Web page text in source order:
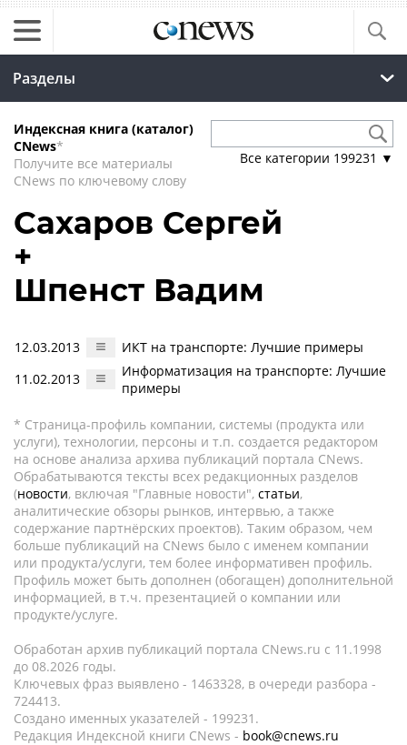
Разделы
Индексная книга (каталог)
CNews*
Получите все материалы
CNews по ключевому слову
Все категории 199231 ▼
Сахаров Сергей
+
Шпенст Вадим
12.03.2013
ИКТ на транспорте: Лучшие примеры
11.02.2013
Информатизация на транспорте: Лучшие
примеры
* Страница-профиль компании, системы (продукта или
услуги), технологии, персоны и т.п. создается редактором
на основе анализа архива публикаций портала CNews.
Обрабатываются тексты всех редакционных разделов
(новости, включая "Главные новости", статьи,
аналитические обзоры рынков, интервью, а также
содержание партнёрских проектов). Таким образом, чем
больше публикаций на CNews было с именем компании
или продукта/услуги, тем более информативен профиль.
Профиль может быть дополнен (обогащен) дополнительной
информацией, в т.ч. презентацией о компании или
продукте/услуге.
Обработан архив публикаций портала CNews.ru c 11.1998
до 08.2026 годы.
Ключевых фраз выявлено - 1463328, в очереди разбора -
724413.
Создано именных указателей - 199231.
Редакция Индексной книги CNews - book@cnews.ru